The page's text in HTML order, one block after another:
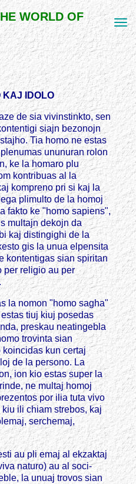
WORLD OF
KAJ IDOLO
de sia vivinstinkto, sen
siajn bezonojn
Tia homo ne estas
ununuran rolon
ke la homaro plu
kontribuas al la
kompreno pri si kaj la
plimulto de la homoj
fakto ke "homo sapiens",
multajn dekojn da
kaj distingighi de la
gis la unua elpensita
kontentigas sian spiritan
per religio au per
la nomon "homo sagha"
tiuj kiuj posedas
preskau neatingebla
trovinta sian
kun certaj
de la persono. La
ion kio estas super la
ne multaj homoj
por ilia tuta vivo
ili chiam strebos, kaj
serchemaj,
au pli emaj al ekzaktaj
naturo) au al soci-
la unuaj trovos sian